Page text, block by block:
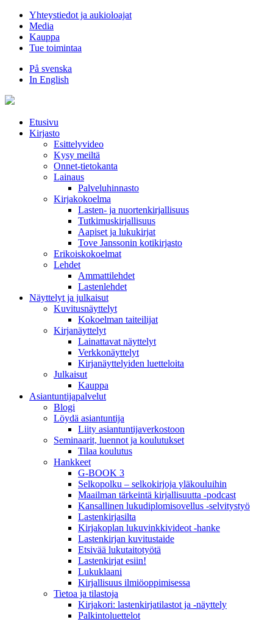
Hyppää
sisältöön
Yhteystiedot ja aukioloajat
Media
Kauppa
Tue toimintaa
På svenska
In English
Etusivu
Kirjasto
Esittelyvideo
Kysy meiltä
Onnet-tietokanta
Lainaus
Palveluhinnasto
Kirjakokoelma
Lasten- ja nuortenkirjallisuus
Tutkimuskirjallisuus
Aapiset ja lukukirjat
Tove Janssonin kotikirjasto
Erikoiskokoelmat
Lehdet
Ammattilehdet
Lastenlehdet
Näyttelyt ja julkaisut
Kuvitusnäyttelyt
Kokoelman taiteilijat
Kirjanäyttelyt
Lainattavat näyttelyt
Verkkonäyttelyt
Kirjanäyttelyiden luetteloita
Julkaisut
Kauppa
Asiantuntija­palvelut
Blogi
Löydä asiantuntija
Liity asiantuntijaverkostoon
Seminaarit, luennot ja koulutukset
Tilaa koulutus
Hankkeet
G-BOOK 3
Selkopolku – selkokirjoja yläkouluihin
Maailman tärkeintä kirjallisuutta -podcast
Kansallinen lukudiplomisovellus -selvitystyö
Lastenkirjasilta
Kirjakoplan lukuvinkkivideot -hanke
Lastenkirjan kuvitustaide
Etsivää lukutaitotyötä
Lastenkirjat esiin!
Lukuklaani
Kirjallisuus ilmiöoppimisessa
Tietoa ja tilastoja
Kirjakori: lastenkirjatilastot ja -näyttely
Palkintoluettelot